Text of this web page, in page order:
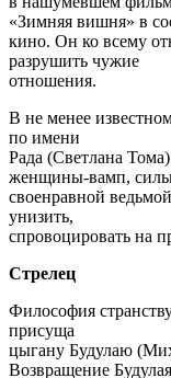
«Зимняя вишня» в
кино. Он ко всему
разрушить чужие
отношения.
В не менее
по имени
Рада (Светлана
женщины-вамп,
своенравной
унизить,
спровоцировать на
Стрелец
Философия
присуща
цыгану Будулаю
Возвращение